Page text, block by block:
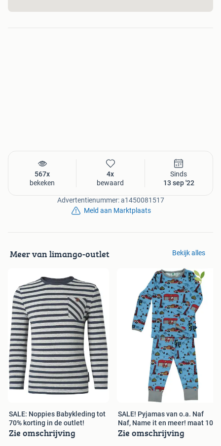
567x
bekeken
4x
bewaard
Sinds
13 sep '22
Advertentienummer: a1450081517
Meld aan Marktplaats
Meer van limango-outlet Bekijk alles
SALE: Noppies Babykleding tot
70% korting in de outlet!
Zie omschrijving
SALE! Pyjamas van o.a. Naf
Naf, Name it en meer! maat 104
Zie omschrijving